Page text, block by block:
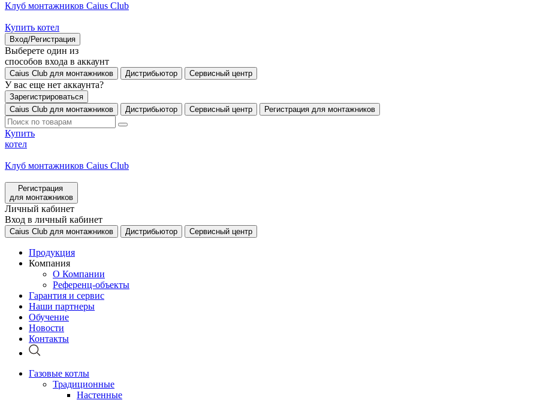
Клуб монтажников Caius Club
Купить котел
Вход/Регистрация
Выберете один из
способов входа в аккаунт
Caius Club для монтажников Дистрибьютор Сервисный центр
У вас еще нет аккаунта?
Зарегистрироваться
Caius Club для монтажников
Дистрибьютор Сервисный центр Регистрация для монтажников
Купить
котел
Клуб монтажников Caius Club
Регистрация
для монтажников
Личный кабинет
Вход в личный кабинет
Caius Club для монтажников Дистрибьютор Сервисный центр
Продукция
Компания
О Компании
Референц-объекты
Гарантия и сервис
Наши партнеры
Обучение
Новости
Контакты
Газовые котлы
Традиционные
Настенные